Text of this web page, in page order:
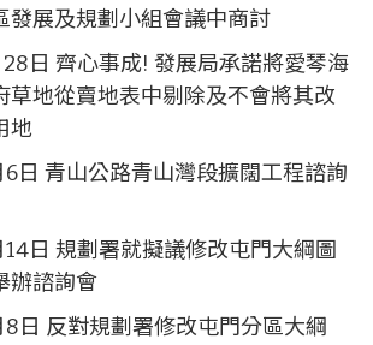
發展及規劃小組會議中商討
日 齊心事成! 發展局承諾將愛琴海
草地從賣地表中剔除及不會將其改
地
日 青山公路青山灣段擴闊工程諮詢
日 規劃署就擬議修改屯門大綱圖
辦諮詢會
日 反對規劃署修改屯門分區大綱